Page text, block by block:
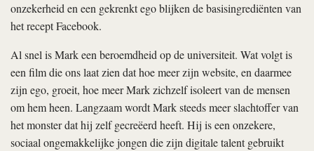
onzekerheid en een gekrenkt ego blijken de basisingrediënten van
het recept Facebook.
Al snel is Mark een beroemdheid op de universiteit. Wat volgt is
een film die ons laat zien dat hoe meer zijn website, en daarmee
zijn ego, groeit, hoe meer Mark zichzelf isoleert van de mensen
om hem heen. Langzaam wordt Mark steeds meer slachtoffer van
het monster dat hij zelf gecreëerd heeft. Hij is een onzekere,
sociaal ongemakkelijke jongen die zijn digitale talent gebruikt